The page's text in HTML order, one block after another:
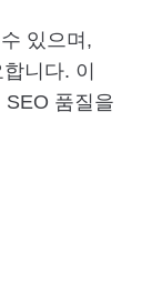
있으며,
니다. 이
SEO 품질을